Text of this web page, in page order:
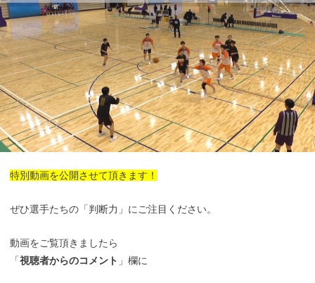
特別動画を公開させて頂きます！
ぜひ選手たちの「判断力」にご注目ください。
動画をご覧頂きましたら
「視聴者からのコメント 」欄に